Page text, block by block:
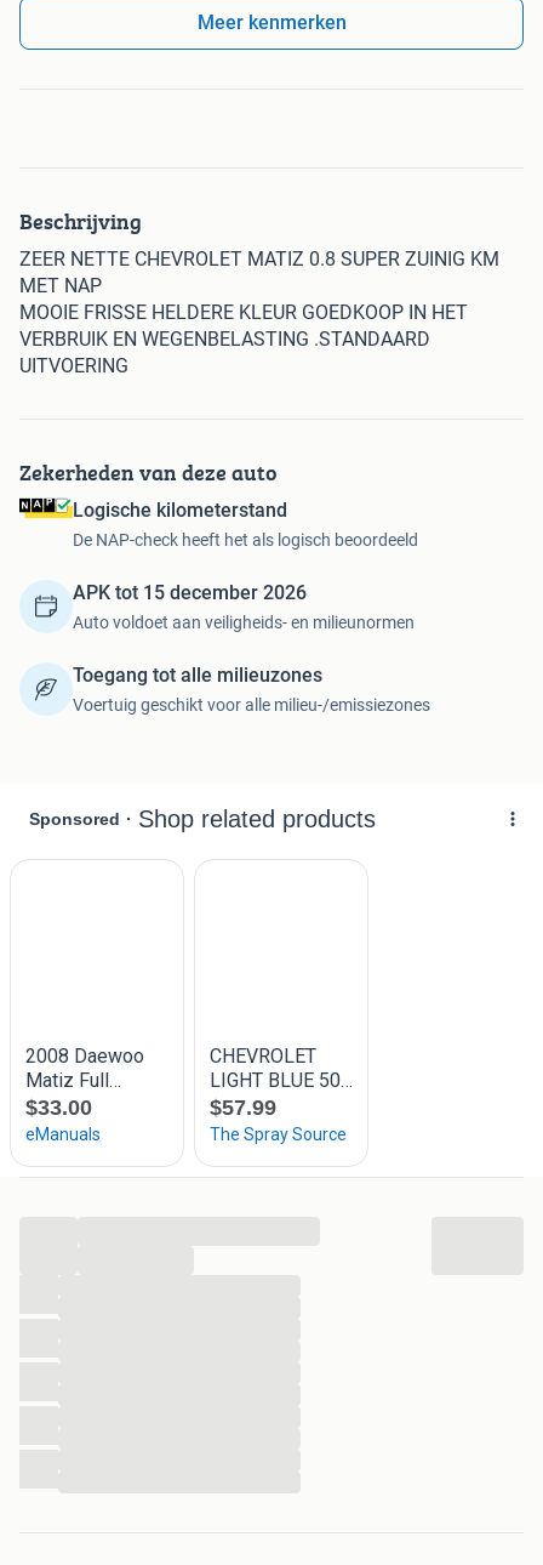
Meer kenmerken
Beschrijving
ZEER NETTE CHEVROLET MATIZ 0.8 SUPER ZUINIG KM
MET NAP
MOOIE FRISSE HELDERE KLEUR GOEDKOOP IN HET
VERBRUIK EN WEGENBELASTING .STANDAARD
UITVOERING
Zekerheden van deze auto
Logische kilometerstand
De NAP-check heeft het als logisch beoordeeld
APK tot 15 december 2026
Auto voldoet aan veiligheids- en milieunormen
Toegang tot alle milieuzones
Voertuig geschikt voor alle milieu-/emissiezones